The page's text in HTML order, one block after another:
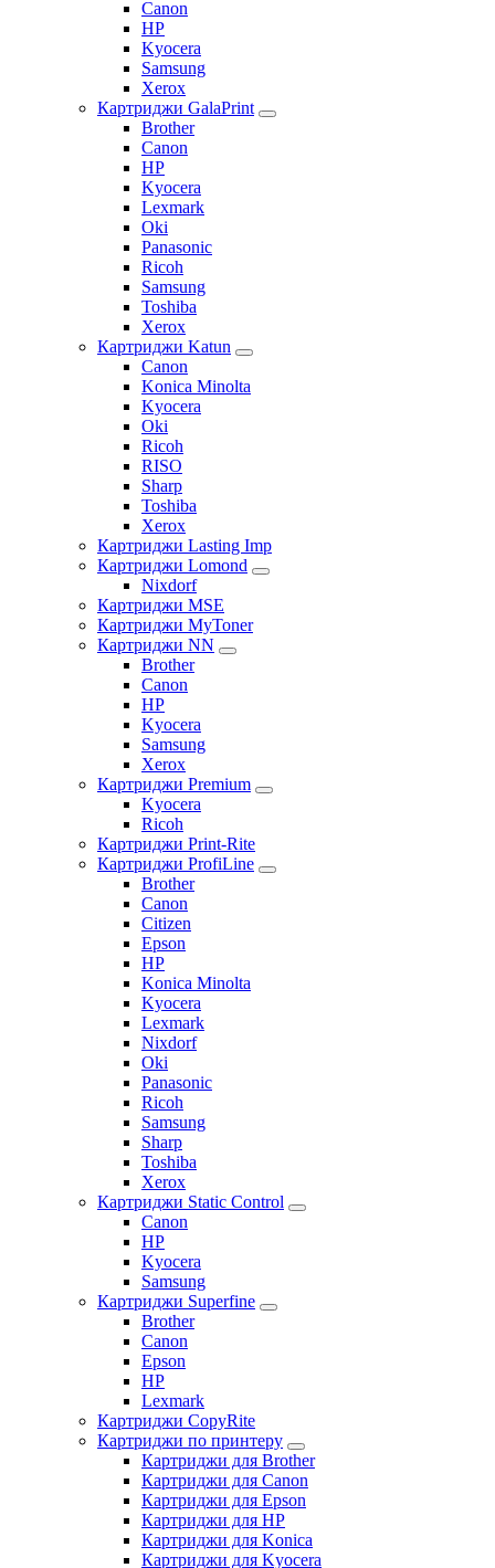
Canon
HP
Kyocera
Samsung
Xerox
Картриджи GalaPrint
Brother
Canon
HP
Kyocera
Lexmark
Oki
Panasonic
Ricoh
Samsung
Toshiba
Xerox
Картриджи Katun
Canon
Konica Minolta
Kyocera
Oki
Ricoh
RISO
Sharp
Toshiba
Xerox
Картриджи Lasting Imp
Картриджи Lomond
Nixdorf
Картриджи MSE
Картриджи MyToner
Картриджи NN
Brother
Canon
HP
Kyocera
Samsung
Xerox
Картриджи Premium
Kyocera
Ricoh
Картриджи Print-Rite
Картриджи ProfiLine
Brother
Canon
Citizen
Epson
HP
Konica Minolta
Kyocera
Lexmark
Nixdorf
Oki
Panasonic
Ricoh
Samsung
Sharp
Toshiba
Xerox
Картриджи Static Control
Canon
HP
Kyocera
Samsung
Картриджи Superfine
Brother
Canon
Epson
HP
Lexmark
Картриджи CopyRite
Картриджи по принтеру
Картриджи для Brother
Картриджи для Canon
Картриджи для Epson
Картриджи для HP
Картриджи для Konica
Картриджи для Kyocera